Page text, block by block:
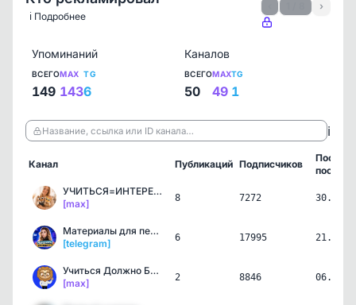
ℹ️ Подробнее
›
Упоминаний
ВСЕГО
149
MAX
143
TG
6
Каналов
ВСЕГО
50
MAX
49
TG
1
Название, ссылка или ID канала… ℹ️
Канал Публикаций Подписчиков
пост
УЧИТЬСЯ=ИНТЕРЕСНО с Соне…
[max]
8 7272
Материалы для педагогов …
[telegram]
6 17995
Учиться Должно Быть Инте…
[max]
2 8846